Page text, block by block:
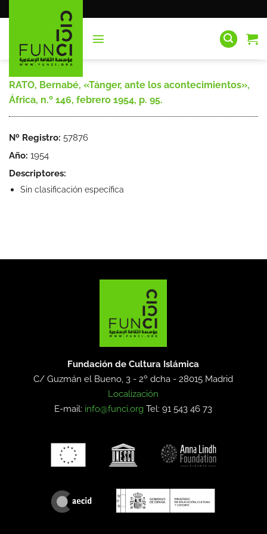
al
RATO, Bernabé, «Tánger, ante los acontecimientos»,
África, n.º 146, febrero 1954, p. 95.
Nº Registro: 57876
Año: 1954
Descriptores:
Sin clasificación específica
Fundación de Cultura Islámica
C/ Guzmán el Bueno, 3 - 2º dcha -28015 Madrid
Localización
E-mail: info@funci.org Tel: 91 543 46 73